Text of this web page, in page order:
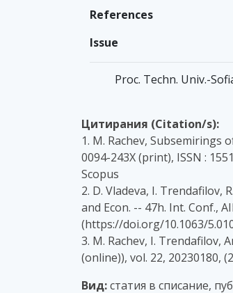
References
Issue
Proc. Techn. Univ.-
Цитирания (Citation/s):
1. M. Rachev, Subsemirings
0094-243X (print), ISSN :
Scopus
2. D. Vladeva, I.
and Econ. -- 47h. Int. Conf.,
(https://doi.org/10.1063/
3. M. Rachev, I. Trendafilov,
(online)), vol. 22, 20230180,
Вид:статия в списание,